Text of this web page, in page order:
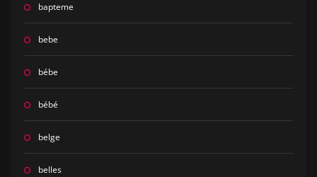
bapteme
bebe
bébe
bébé
belge
belles